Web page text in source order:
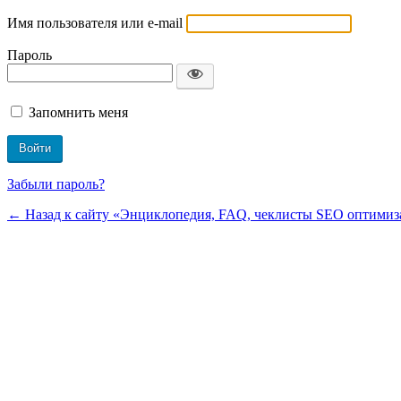
Имя пользователя или e-mail
Пароль
Запомнить меня
Забыли пароль?
← Назад к сайту «Энциклопедия, FAQ, чеклисты SEO